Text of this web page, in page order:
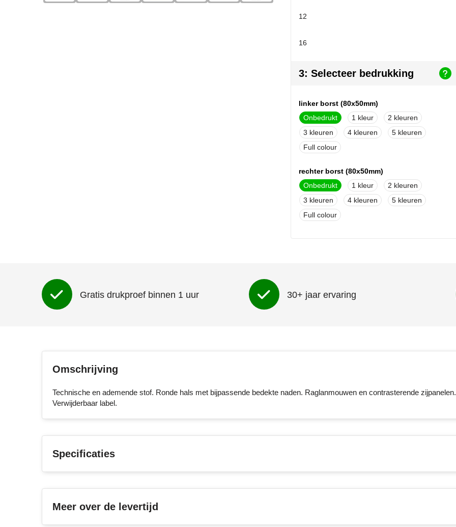
12
16
3: Selecteer bedrukking
linker borst (80x50mm)
Onbedrukt
1
2
3
4
5
Full colour
rechter borst (80x50mm)
Onbedrukt
1
2
3
4
5
Full colour
impact volledige voorzijde (200x280mm)
impact hoog op de achterzijde
Onbedrukt
1 Full colour
3
4
5
Onbedrukt
1
2
Gratis drukproef binnen 1 uur 30+ jaar ervaring
Omschrijving
Technische en ademende stof. Ronde hals met bijpassende bedekte naden. Raglanmouwen en contrasterende zijpanelen.
Verwijderbaar label.
Specificaties
Meer over de levertijd